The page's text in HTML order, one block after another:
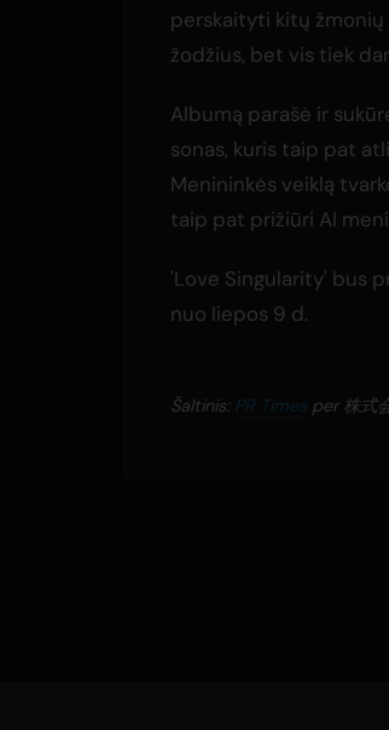
perskaityti kitų žmonių
žodžius, bet vis tiek
Albumą parašė ir
sonas, kuris taip pat
Menininkės veiklą
taip pat prižiūri AI
'Love Singularity' bus
nuo liepos 9 d.
Šaltinis: PR Times per 株式